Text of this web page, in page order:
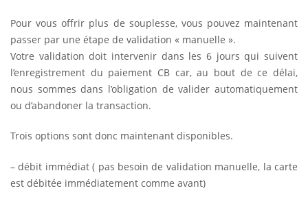
Pour vous offrir plus de souplesse, vous pouvez maintenant
passer par une étape de validation « manuelle ».
Votre validation doit intervenir dans les 6 jours qui suivent
l’enregistrement du paiement CB car, au bout de ce délai,
nous sommes dans l’obligation de valider automatiquement
ou d’abandoner la transaction.
Trois options sont donc maintenant disponibles.
– débit immédiat ( pas besoin de validation manuelle, la carte
est débitée immédiatement comme avant)